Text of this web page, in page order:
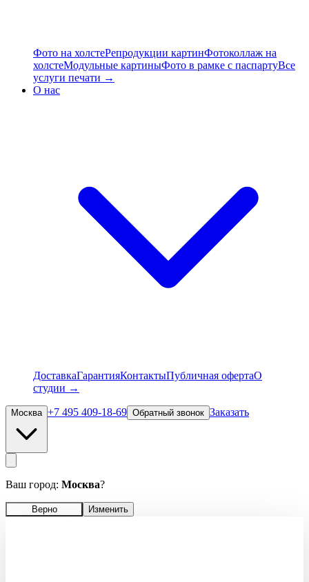
Фото на холстеРепродукции картинФотоколлаж на
холстеМодульные картиныФото в рамке с паспартуВсе
услуги печати →
О нас
ДоставкаГарантияКонтактыПубличная офертаО
студии →
Москва +7 495 409-18-69 Обратный звонок Заказать
Ваш город: Москва?
Верно Изменить